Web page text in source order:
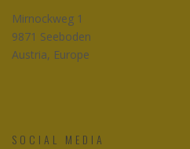
Mirnockweg 1
9871 Seeboden
Austria, Europe
SOCIAL MEDIA